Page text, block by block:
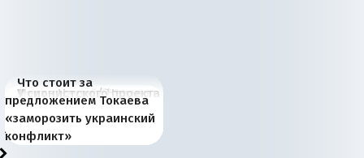
В России назрели
перемены: 15 шагов к
суверенной экономике
Миграционный пожар
Европы
Россия начинает
сбрасывать балласт
Анкориджа
Россия зимой 1904
года: первые уступки во
внутренней политике
Русская нация вчера и
сегодня
Почему правый крах в
Варшаве не поможет её
отношениям с Россией?
Место Науру / Науэро в
современной истории
Южной Осетии
У сионистского проекта
появилось украинское
измерение
Что стоит за
предложением Токаева
«заморозить украинский
конфликт»